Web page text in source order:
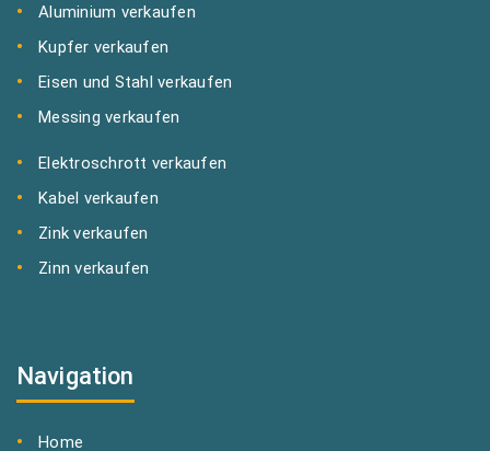
Aluminium verkaufen
Kupfer verkaufen
Eisen und Stahl verkaufen
Messing verkaufen
Elektroschrott verkaufen
Kabel verkaufen
Zink verkaufen
Zinn verkaufen
Navigation
Home